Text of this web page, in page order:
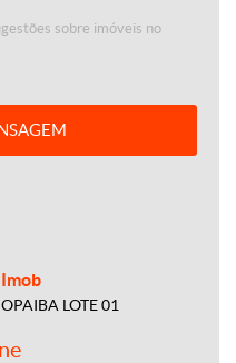
sobre imóveis no
LOTE 01